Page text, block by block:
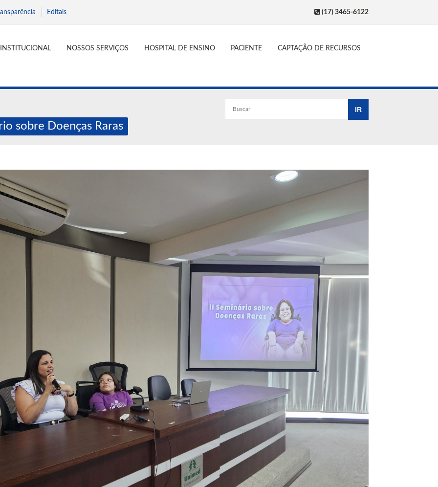
Editais (17) 3465-6122
INSTITUCIONAL NOSSOS SERVIÇOS HOSPITAL DE ENSINO PACIENTE CAPTAÇÃO DE RECURSOS
sobre Doenças Raras